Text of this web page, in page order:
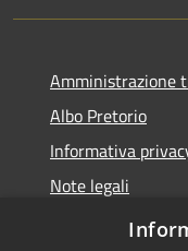
Amministrazione
Albo Pretorio
Informativa
Note legali
Dichiarazione di